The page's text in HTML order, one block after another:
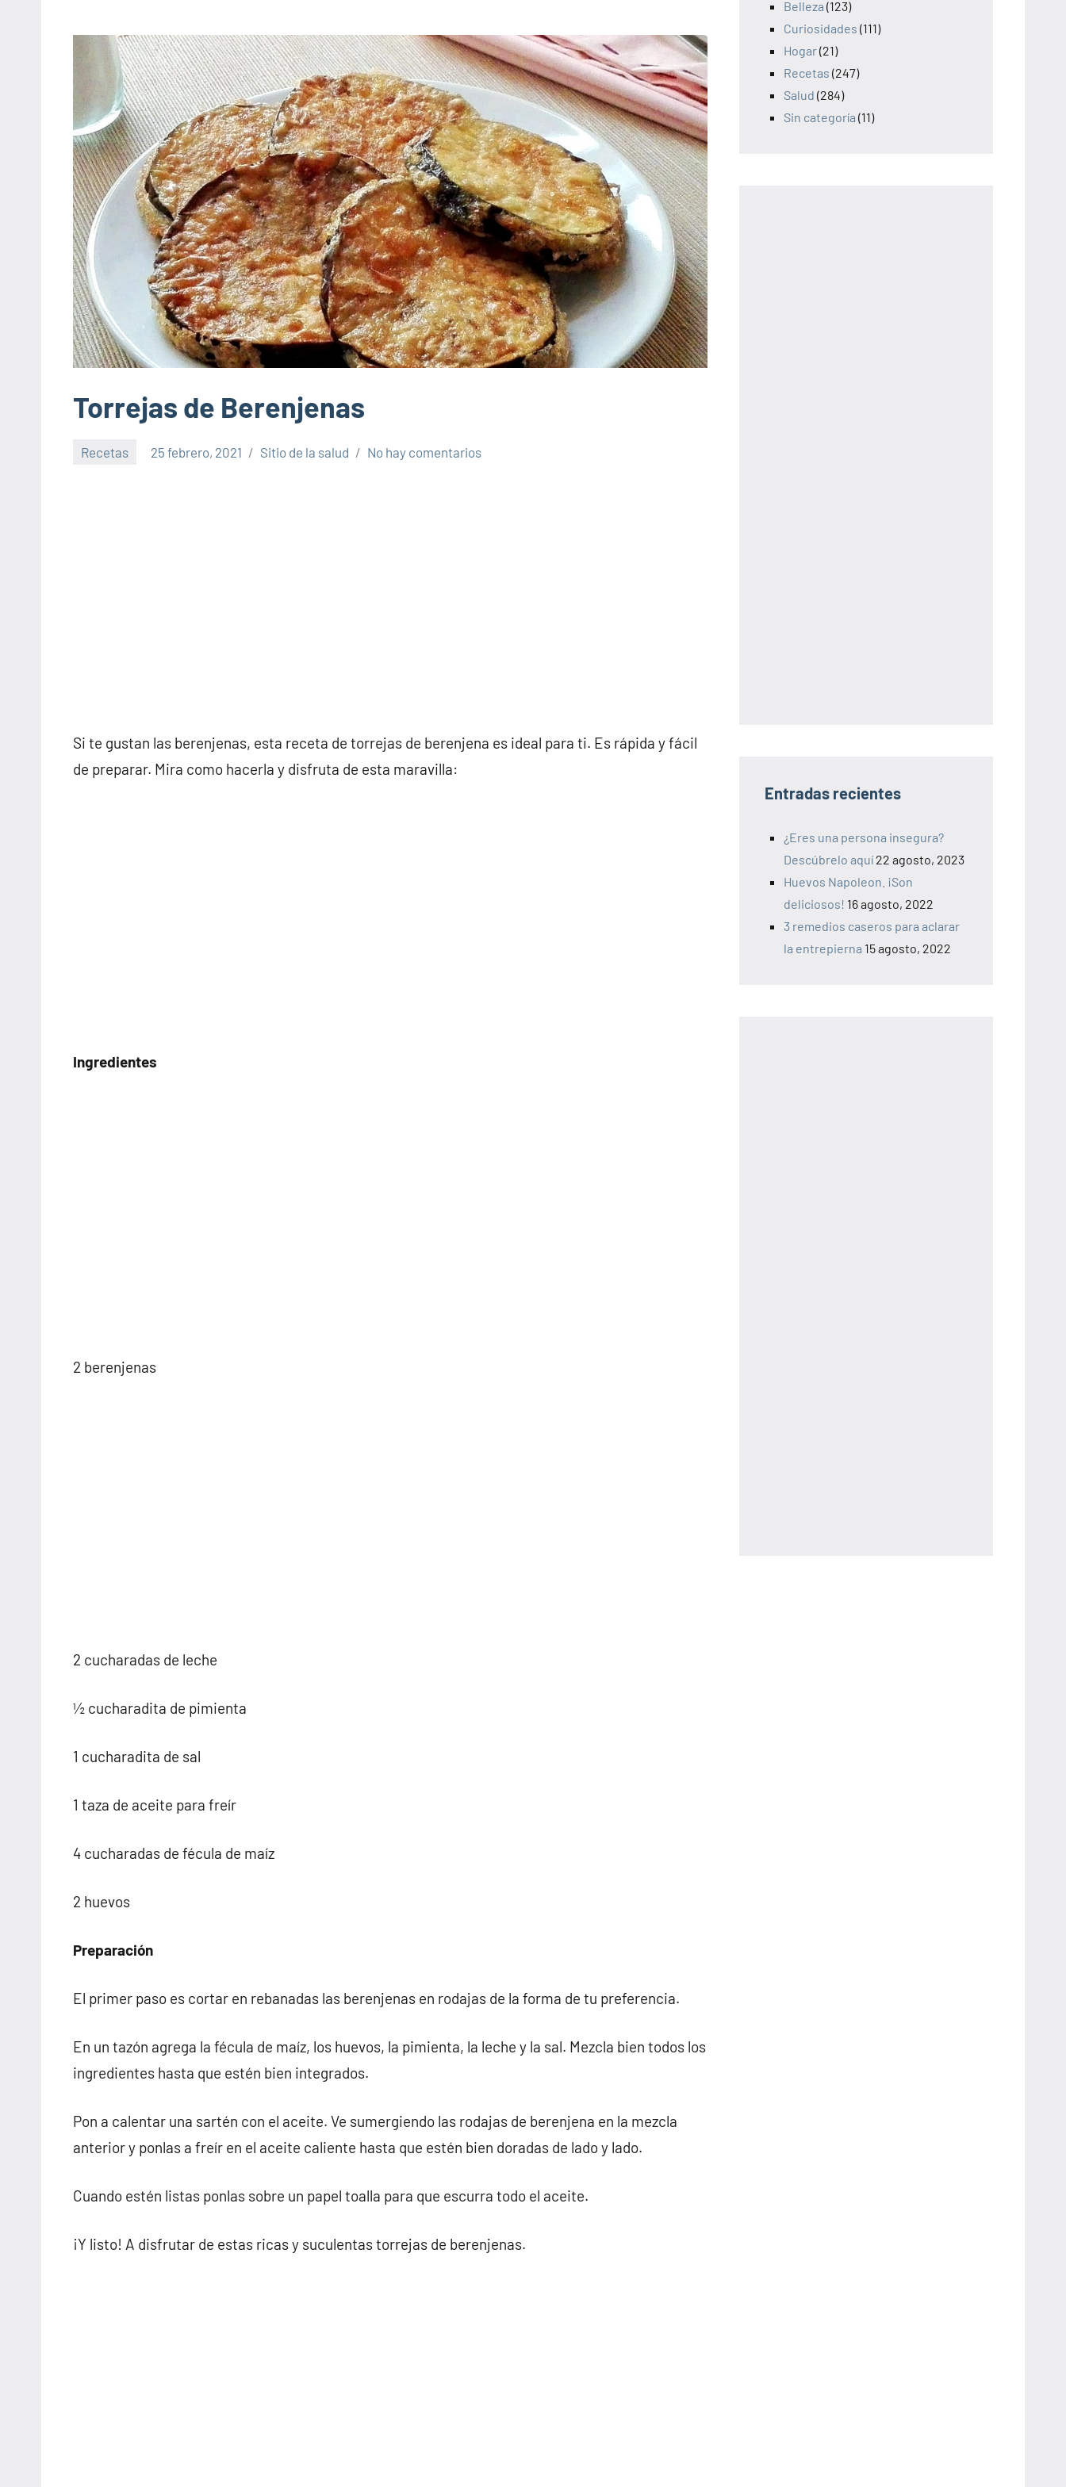
Torrejas de Berenjenas
Recetas 25 febrero, 2021 Sitio de la salud No hay comentarios
Si te gustan las berenjenas, esta receta de torrejas de berenjena es ideal para ti. Es rápida y fácil
de preparar. Mira como hacerla y disfruta de esta maravilla:
Ingredientes
2 berenjenas
2 cucharadas de leche
½ cucharadita de pimienta
1 cucharadita de sal
1 taza de aceite para freír
4 cucharadas de fécula de maíz
2 huevos
Preparación
El primer paso es cortar en rebanadas las berenjenas en rodajas de la forma de tu preferencia.
En un tazón agrega la fécula de maíz, los huevos, la pimienta, la leche y la sal. Mezcla bien todos los
ingredientes hasta que estén bien integrados.
Pon a calentar una sartén con el aceite. Ve sumergiendo las rodajas de berenjena en la mezcla
anterior y ponlas a freír en el aceite caliente hasta que estén bien doradas de lado y lado.
Cuando estén listas ponlas sobre un papel toalla para que escurra todo el aceite.
¡Y listo! A disfrutar de estas ricas y suculentas torrejas de berenjenas.
Belleza (123)
Curiosidades (111)
Hogar(21)
Recetas (247)
Salud (284)
Sin categoría (11)
Entradas recientes
¿Eres una persona insegura?
Descúbrelo aquí 22 agosto, 2023
Huevos Napoleon. ¡Son
deliciosos! 16 agosto, 2022
3 remedios caseros para aclarar
la entrepierna 15 agosto, 2022